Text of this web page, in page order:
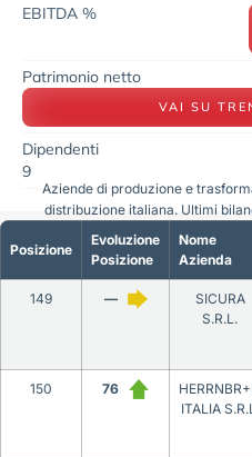
EBITDA %
Patrimonio netto
VAI SU
Dipendenti
9
Posizione
Evoluzione
Posizione
Nome
Azienda
149 —
SICURA
S.R.L.
150 76
ITALIA
Aziende di produzione e
distribuzione italiana. Ultimi